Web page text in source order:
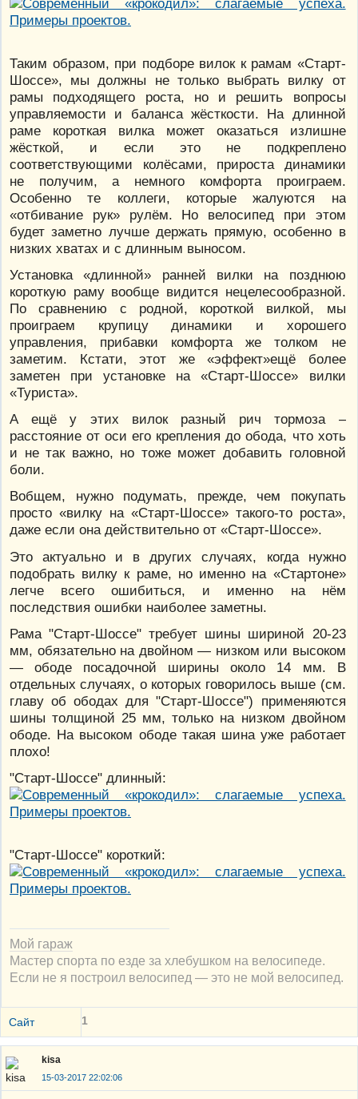
Таким образом, при подборе вилок к рамам «Старт-
Шоссе», мы должны не только выбрать вилку от
рамы подходящего роста, но и решить вопросы
управляемости и баланса жёсткости. На длинной
раме короткая вилка может оказаться излишне
жёсткой, и если это не подкреплено
соответствующими колёсами, прироста динамики
не получим, а немного комфорта проиграем.
Особенно те коллеги, которые жалуются на
«отбивание рук» рулём. Но велосипед при этом
будет заметно лучше держать прямую, особенно в
низких хватах и с длинным выносом.
Установка «длинной» ранней вилки на позднюю
короткую раму вообще видится нецелесообразной.
По сравнению с родной, короткой вилкой, мы
проиграем крупицу динамики и хорошего
управления, прибавки комфорта же толком не
заметим. Кстати, этот же «эффект»ещё более
заметен при установке на «Старт-Шоссе» вилки
«Туриста».
А ещё у этих вилок разный рич тормоза –
расстояние от оси его крепления до обода, что хоть
и не так важно, но тоже может добавить головной
боли.
Вобщем, нужно подумать, прежде, чем покупать
просто «вилку на «Старт-Шоссе» такого-то роста»,
даже если она действительно от «Старт-Шоссе».
Это актуально и в других случаях, когда нужно
подобрать вилку к раме, но именно на «Стартоне»
легче всего ошибиться, и именно на нём
последствия ошибки наиболее заметны.
Рама "Старт-Шоссе" требует шины шириной 20-23
мм, обязательно на двойном — низком или высоком
— ободе посадочной ширины около 14 мм. В
отдельных случаях, о которых говорилось выше (см.
главу об ободах для "Старт-Шоссе") применяются
шины толщиной 25 мм, только на низком двойном
ободе. На высоком ободе такая шина уже работает
плохо!
"Старт-Шоссе" длинный:
"Старт-Шоссе" короткий:
Мой гараж
Мастер спорта по езде за хлебушком на велосипеде.
Если не я построил велосипед — это не мой велосипед.
Сайт 1
kisa
15-03-2017 22:02:06